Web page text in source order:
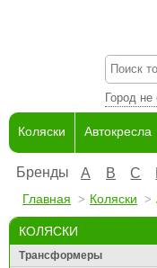
Город
Коляски Автокресла
Бренды A B C
Главная Коляски
КОЛЯСКИ
Трансформеры